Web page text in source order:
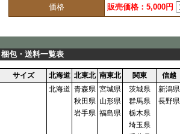
価格
販売価格：5,000円
梱包・送料一覧表
サイズ 北海道 北東北 南東北 関東 信越
北海道 青森県
秋田県
岩手県
宮城県
山形県
福島県
茨城県
群馬県
栃木県
埼玉県
新潟県
長野県